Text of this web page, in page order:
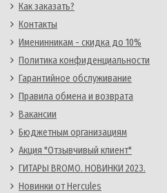
Как заказать?
Контакты
Именинникам - скидка до 10%
Политика конфиденциальности
Гарантийное обслуживание
Правила обмена и возврата
Вакансии
Бюджетным организациям
Акция "Отзывчивый клиент"
ГИТАРЫ BROMO. НОВИНКИ 2023.
Новинки от Hercules